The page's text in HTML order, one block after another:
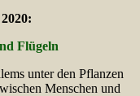
Flügeln
unter den Pflanzen
Menschen und